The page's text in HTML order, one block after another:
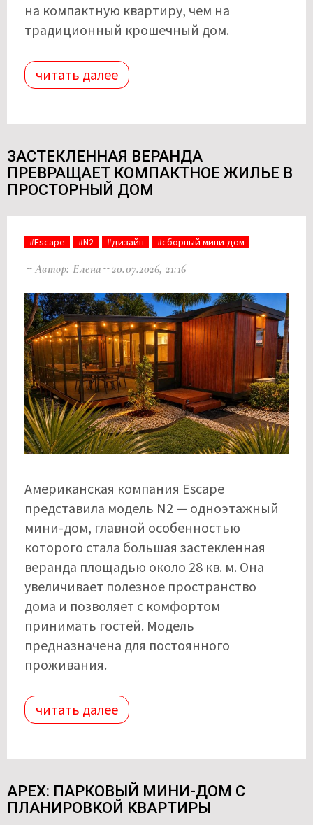
на компактную квартиру, чем на
традиционный крошечный дом.
читать далее
ЗАСТЕКЛЕННАЯ ВЕРАНДА
ПРЕВРАЩАЕТ КОМПАКТНОЕ ЖИЛЬЕ В
ПРОСТОРНЫЙ ДОМ
#Escape #N2 #дизайн #сборный мини-дом
Автор: Елена 20.07.2026, 21:16
Американская компания Escape
представила модель N2 — одноэтажный
мини-дом, главной особенностью
которого стала большая застекленная
веранда площадью около 28 кв. м. Она
увеличивает полезное пространство
дома и позволяет с комфортом
принимать гостей. Модель
предназначена для постоянного
проживания.
читать далее
APEX: ПАРКОВЫЙ МИНИ-ДОМ С
ПЛАНИРОВКОЙ КВАРТИРЫ